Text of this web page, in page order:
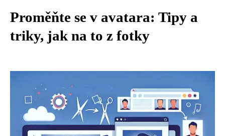
Proměňte se v avatara: Tipy a
triky, jak na to z fotky